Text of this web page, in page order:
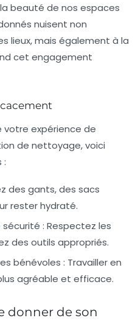
beauté de nos espaces
nuisent non
lieux, mais également à la
cet engagement
votre expérience de
de nettoyage, voici
:
des gants, des sacs
rester hydraté.
: Respectez les
des outils appropriés.
bénévoles : Travailler en
agréable et efficace.
donner de son